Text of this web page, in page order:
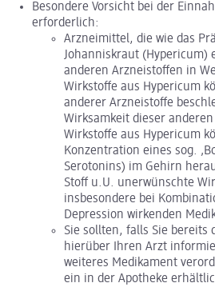
Besondere Vorsicht bei der
erforderlich:
Arzneimittel, die wie das
Johanniskraut
anderen Arzneistoffen in
Wirkstoffe aus Hypericum
anderer Arzneistoffe
Wirksamkeit dieser
Wirkstoffe aus Hypericum
Konzentration eines sog.
Serotonins) im Gehirn
Stoff u.U. unerwünschte
insbesondere bei
Depression wirkenden
Sie sollten, falls Sie bereits
hierüber Ihren Arzt
weiteres Medikament
ein in der Apotheke